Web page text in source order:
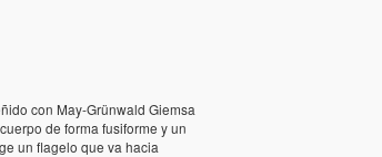
con May-Grünwald Giemsa
de forma fusiforme y un
un flagelo que va hacia